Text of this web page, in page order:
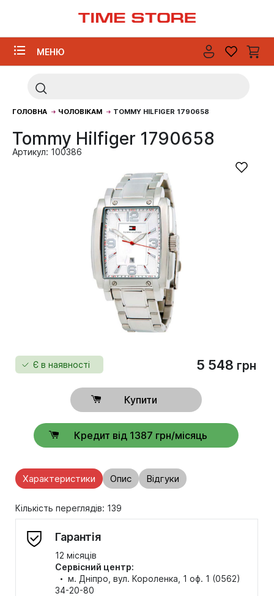
МЕНЮ
ГОЛОВНА ЧОЛОВІКАМ TOMMY HILFIGER 1790658
Tommy Hilfiger 1790658
Артикул: 100386
Є в наявності 5 548 грн
Купити
Кредит від 1387 грн/місяць
Характеристики Опис Відгуки
Кількість переглядів: 139
Гарантія
12 місяців
Сервісний центр:
· м. Дніпро, вул. Короленка, 1 оф. 1 (0562)
34-20-80